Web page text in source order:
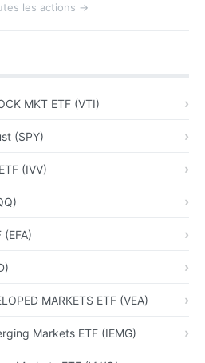
les actions →
MKT ETF (VTI)
(SPY)
(IVV)
(EFA)
MARKETS ETF (VEA)
Markets ETF (IEMG)